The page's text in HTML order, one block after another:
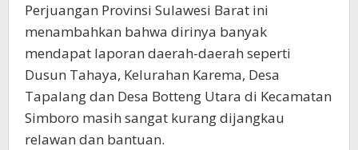
Perjuangan Provinsi Sulawesi Barat ini
menambahkan bahwa dirinya banyak
mendapat laporan daerah-daerah seperti
Dusun Tahaya, Kelurahan Karema, Desa
Tapalang dan Desa Botteng Utara di Kecamatan
Simboro masih sangat kurang dijangkau
relawan dan bantuan.